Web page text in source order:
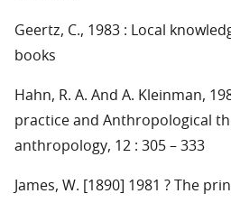
Geertz, C., 1983 : Local
books
Hahn, R. A. And A. Kleinman,
practice and Anthropological
anthropology, 12 : 305 – 333
James, W. [1890] 1981 ? The